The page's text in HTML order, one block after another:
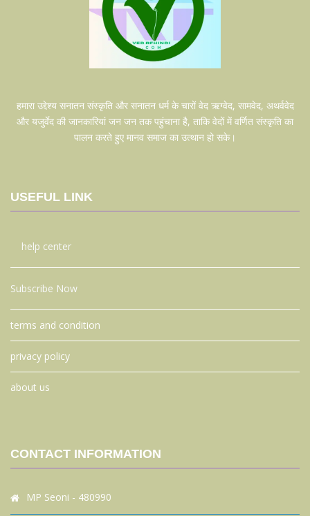
हमारा उद्देश्य सनातन संस्कृति और सनातन धर्म के चारों वेद ऋग्वेद, सामवेद, अथर्ववेद
और यजुर्वेद की जानकारियां जन जन तक पहुंचाना है, ताकि वेदों में वर्णित संस्कृति का
पालन करते हुए मानव समाज का उत्थान हो सके।
USEFUL LINK
help center
Subscribe Now
terms and condition
privacy policy
about us
CONTACT INFORMATION
MP Seoni - 480990